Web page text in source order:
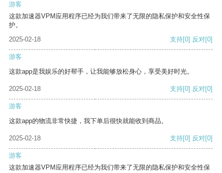
游客
这款加速器VPM应用程序已经为我们带来了无限的隐私保护和安全性保
护。
2025-02-18
支持[0] 反对[0]
游客
这款app是我娱乐的好帮手，让我能够放松身心，享受美好时光。
2025-02-18 支持[0] 反对[0]
游客
这款app的物流非常快捷，我下单后很快就能收到商品。
2025-02-18 支持[0] 反对[0]
游客
这款加速器VPM应用程序已经为我们带来了无限的隐私保护和安全性保